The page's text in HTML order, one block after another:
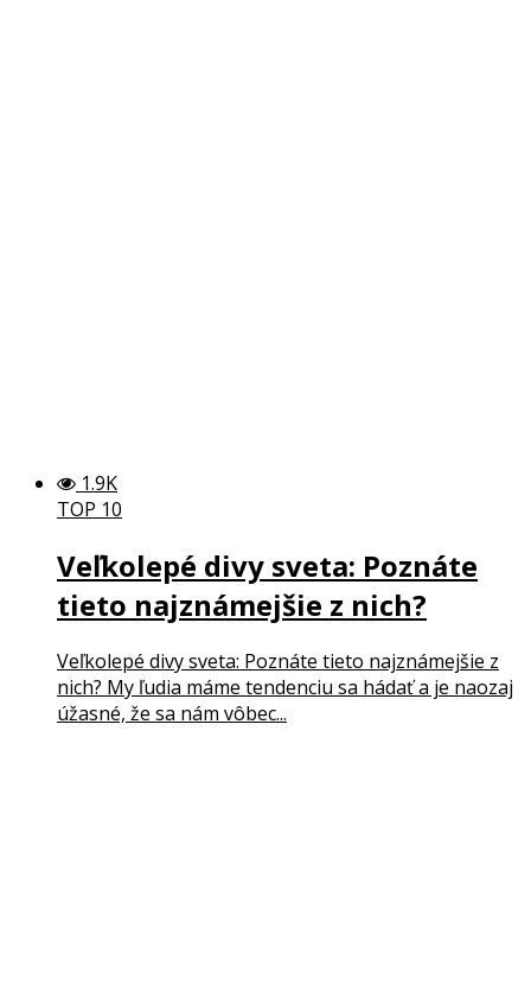
1.9K
TOP 10
Veľkolepé divy sveta: Poznáte
tieto najznámejšie z nich?
Veľkolepé divy sveta: Poznáte tieto najznámejšie z
nich? My ľudia máme tendenciu sa hádať a je naozaj
úžasné, že sa nám vôbec...